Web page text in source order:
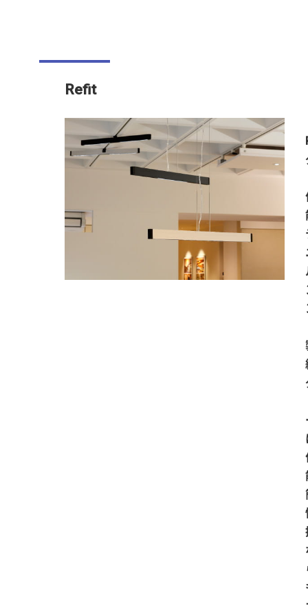
Refit